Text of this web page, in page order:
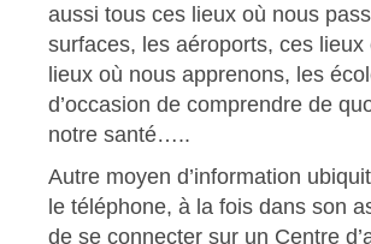
aussi tous ces lieux où nous
surfaces, les aéroports, ces
lieux où nous apprenons, les
d’occasion de comprendre de
notre santé…..
Autre moyen d’information
le téléphone, à la fois dans son
de se connecter sur un Centre